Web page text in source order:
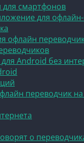
смартфонов
для
офлайн
Android без
переводчик
о